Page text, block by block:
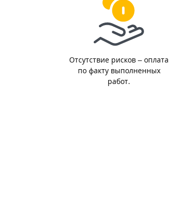
Отсутствие рисков – оплата
по факту выполненных
работ.